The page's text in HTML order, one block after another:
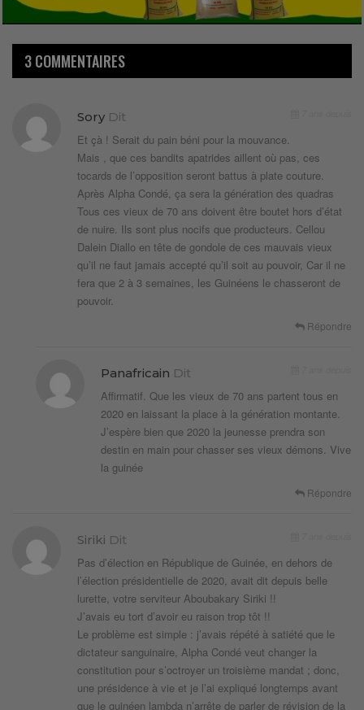
3 COMMENTAIRES
Sory Dit
Et çà ! Serait du pain béni pour la mouvance.
Mais , que ces bandits apatrides aillent où pas, ces
tocards de l’opposition seront battus à plate couture.
Après Alpha Condé, ça sera la génération des quadras
Tous ces vieux de 70 ans doivent être boutet hors d’état
de nuire. Ils sont plus nocifs que producteurs. Cellou
Dalein Diallo en tête de gondole de ces mauvais vieux
qu’il ne faut jamais accepté qu’il soit au pouvoir, Car il ne
fera que 2 à 3 semaines, les Guinéens le chasseront de
pouvoir.
Répondre
Panafricain Dit
Affirmatif. Que les vieux de 70 ans partent tous en
2020 en laissant la place à la génération montante.
J’espère bien que 2020 la jeunesse prendra son
destin en main pour chasser ses vieux démons. Vive
la guinée
Répondre
Siriki Dit
Pas d’élection en République de Guinée, en dehors de
l’élection présidentielle de 2020, avait dit depuis belle
lurette, votre serviteur Aboubakary Siriki !!
J’avais eu tort d’avoir eu raison trop tôt !!
Le problème est simple : j’avais répété à satiété que le
dictateur sanguinaire, Alpha Condé veut changer la
constitution pour s’octroyer un troisième mandat ; donc,
une présidence à vie et je l’ai expliqué longtemps avant
que le guinéen lambda n’arrête de parler de révision de la